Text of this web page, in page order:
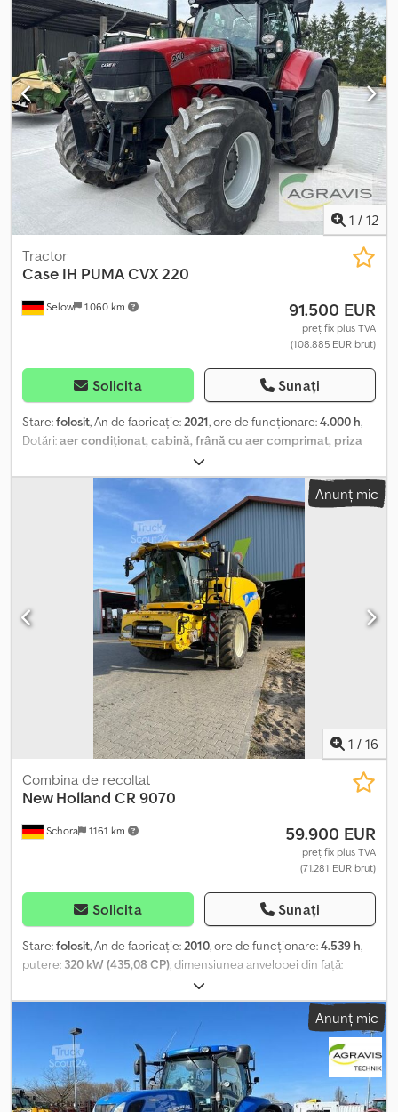
KILOMETRAJ: 457.000 km DOTĂRI: ? ABS ? GEAMURI ELECTRICE ?
SERVO-DIRECȚIE ? TAHOGRAF CAPACITATE DE ÎNCĂRCARE:
20.000 kg GREUTATE TOTALĂ: 34.000 kg AMPATAMENT:
190/235/139 cm DIMENSIUNE ANVELOPE: 13R22,5 SUSPENSIE:
FOARFECĂ (ARC) TEL: KUBA - POLONEZĂ, ENGLEZĂ, GERMANĂ,
ITALIANĂ SEBASTIAN - POLONEZĂ, GERMANĂ, ITALIANĂ, ????
LASZLO - MAGHIARĂ COSTEL - ROMÂNĂ (Româna: efectuăm
toate formalitățile pentru export, inclusiv numerele provizorii)
RADEK - ???? Ref. nr: 66598
1 / 12
Selow 1.060 km
Tractor
Case IH PUMA CVX 220
91.500 EUR
preț fix plus TVA
(108.885 EUR brut)
Solicita Sunați
Stare:folosit, An de fabricație: 2021, ore de funcționare:4.000 h,
Dotări:aer condiționat, cabină, frână cu aer comprimat, priza
, PUMA CVX 220 Case Puma 220 folosit (ET-221)
Motor: Turbo, Boost SCR/AdBlue Cabină Climatizare Ventilație
Scaun pneumatic Radio Cotieră multifuncțională Dwjdpfx
Alowvntks Aea Reglaj volan Ștergător lunetă Încălzire Aripă
pivotantă Punte față suspensată Cabină suspensată mecanic
Terminal pentru management la capăt de rând Proiectoare de
lucru față LED Proiectoare de lucru spate LED Girofaruri Instalație
de frânare pneumatică cu două circuite Cuplă automată AHK
Prize de putere: 540, 540Eco, 1000, 1000Eco Comandă externă pe
aripă Ridicător frontal – FKH Ridicător spate – EHR Hidraulică:
conexiune LS externă, joystick în cruce, valve electrice Reglare
Anunț mic
1 / 16
Schora 1.161 km
Combina de recoltat
New Holland CR 9070
59.900 EUR
preț fix plus TVA
(71.281 EUR brut)
Solicita Sunați
Stare:folosit, An de fabricație:2010, ore de funcționare:4.539 h,
putere: 320 kW (435,08 CP), dimensiunea anvelopei din față:
, dimensiunea anvelopei din spate:
40%, dimensiunea anvelopei:500/70R24, starea anvelopelor:40
, Echipare cu anvelope (față): 710/70R42, Echipare cu
anvelope (spate): 500/70R24, Ore de funcționare: 4539_____
combină second-hand New Holland Tip utilaj: CR 9070 An
fabricație: 2010 Anvelope față: 710/70 R42 Goodyear Alliance 30%
Anvelope spate: 500/70 R24 Goodyear Alliance 40% Putere motor:
Anunț mic